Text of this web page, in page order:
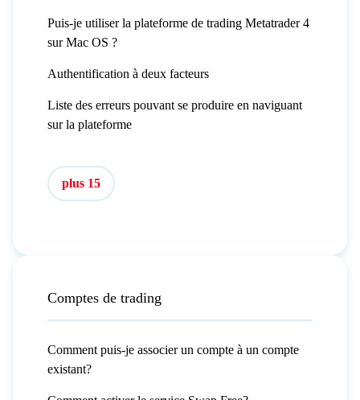
Puis-je utiliser la plateforme de trading Metatrader 4
sur Mac OS ?
Authentification à deux facteurs
Liste des erreurs pouvant se produire en naviguant
sur la plateforme
plus 15
Comptes de trading
Comment puis-je associer un compte à un compte
existant?